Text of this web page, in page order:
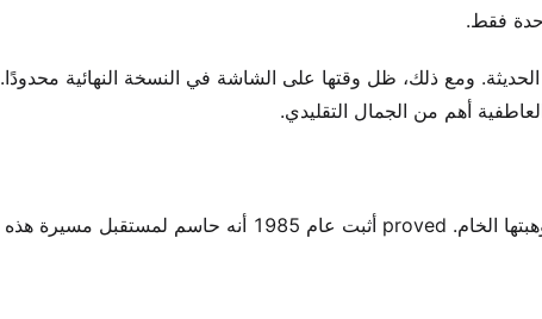
فقط.
ومع ذلك، ظل وقتها على الشاشة في النسخة النهائية محدودًا.
أهم من الجمال التقليدي.
جاء الاعتراف النقدي بسرعة من خلال فيلمين محوريين يعرضان موهبتها الخام. proved أثبت عام 1985 أنه حاسم لمستقبل مسيرة هذه